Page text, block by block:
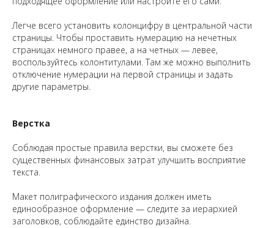
Легче всего установить колонцифру в центральной части
страницы. Чтобы проставить нумерацию на нечетных
страницах немного правее, а на четных — левее,
воспользуйтесь колонтитулами. Там же можно выполнить
отключение нумерации на первой страницы и задать
другие параметры.
Верстка
Соблюдая простые правила верстки, вы сможете без
существенных финансовых затрат улучшить восприятие
текста.
Макет полиграфического издания должен иметь
единообразное оформление — следите за иерархией
заголовков, соблюдайте единство дизайна.